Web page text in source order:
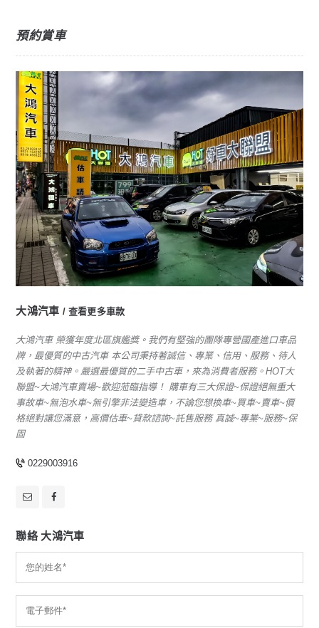
預約賞車
大鴻汽車 查看更多車款
大鴻汽車 榮獲年度北區旗艦獎。我們有堅強的團隊專營國產進口車品
牌，最優質的中古汽車 本公司秉持著誠信、專業、信用、服務、待人
及執著的精神。嚴選最優質的二手中古車，來為消費者服務。HOT大
聯盟~大鴻汽車賣場~歡迎蒞臨指導！ 購車有三大保證~保證絕無重大
事故車~無泡水車~無引擎非法變造車，不論您想換車~買車~賣車~價
格絕對讓您滿意，高價估車~貸款諮詢~託售服務 真誠~專業~服務~保
固
0229003916
聯絡 大鴻汽車